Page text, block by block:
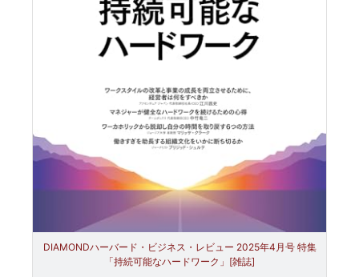
DIAMONDハーバード・ビジネス・レビュー 2025年4月号 特集
「持続可能なハードワーク」[雑誌]